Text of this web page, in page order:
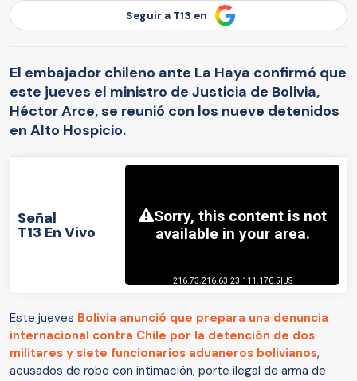
Seguir a T13 en
El embajador chileno ante La Haya confirmó que
este jueves el ministro de Justicia de Bolivia,
Héctor Arce, se reunió con los nueve detenidos
en Alto Hospicio.
Señal
T13 En Vivo
Este jueves Bolivia anunció que prepara una denuncia
internacional contra Chile por la detención de dos
militares y siete funcionarios aduaneros bolivianos,
acusados de robo con intimación, porte ilegal de arma de